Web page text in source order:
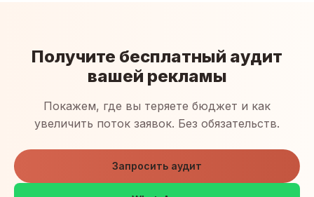
Получите бесплатный аудит
вашей рекламы
Покажем, где вы теряете бюджет и как
увеличить поток заявок. Без обязательств.
Запросить аудит